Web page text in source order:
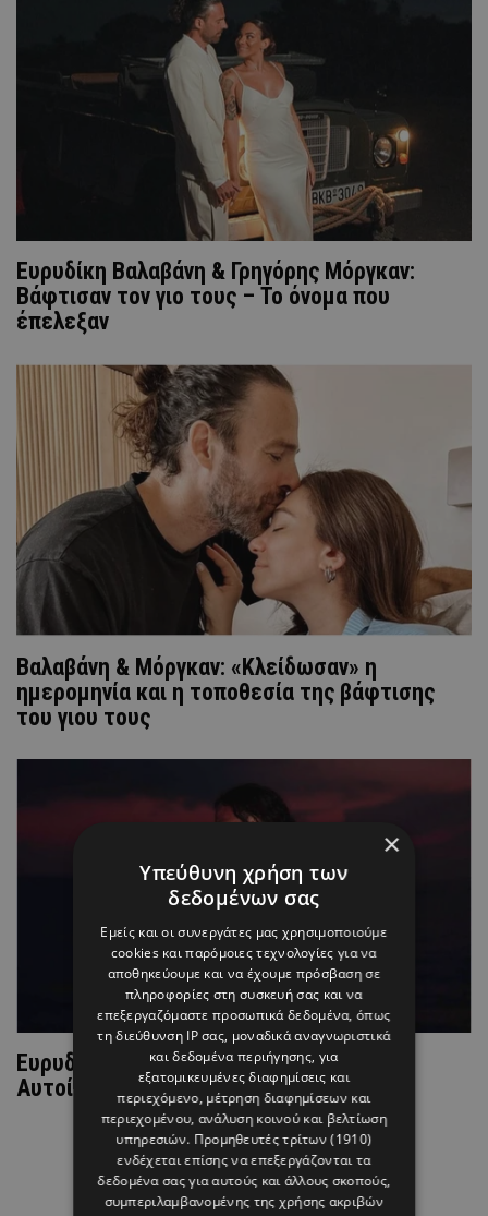
Ευρυδίκη Βαλαβάνη & Γρηγόρης Μόργκαν:
Βάφτισαν τον γιο τους – Το όνομα που
έπελεξαν
Βαλαβάνη & Μόργκαν: «Κλείδωσαν» η
ημερομηνία και η τοποθεσία της βάφτισης
του γιου τους
Ευρυδίκη Βαλαβάνη & Γρηγόρης Μόργκαν:
Αυτοί θα είναι οι νονοί του γιου τους
×
Υπεύθυνη χρήση των
δεδομένων σας
Εμείς και οι συνεργάτες μας χρησιμοποιούμε
cookies και παρόμοιες τεχνολογίες για να
αποθηκεύουμε και να έχουμε πρόσβαση σε
πληροφορίες στη συσκευή σας και να
επεξεργαζόμαστε προσωπικά δεδομένα, όπως
τη διεύθυνση IP σας, μοναδικά αναγνωριστικά
και δεδομένα περιήγησης, για
εξατομικευμένες διαφημίσεις και
περιεχόμενο, μέτρηση διαφημίσεων και
περιεχομένου, ανάλυση κοινού και βελτίωση
υπηρεσιών. Προμηθευτές τρίτων (1910)
ενδέχεται επίσης να επεξεργάζονται τα
δεδομένα σας για αυτούς και άλλους σκοπούς,
συμπεριλαμβανομένης της χρήσης ακριβών